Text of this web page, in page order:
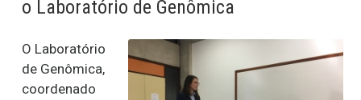
o Laboratório de Genômica
O Laboratório
de Genômica,
coordenado